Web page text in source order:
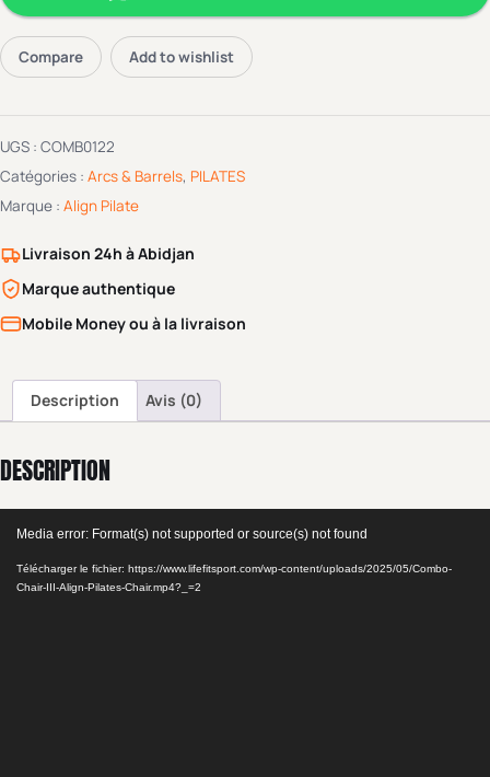
Compare Add to wishlist
UGS : COMB0122
Catégories : Arcs & Barrels, PILATES
Marque : Align Pilate
Livraison 24h à Abidjan
Marque authentique
Mobile Money ou à la livraison
Description Avis (0)
DESCRIPTION
Media error: Format(s) not supported or source(s) not found
Télécharger le fichier: https://www.lifefitsport.com/wp-content/uploads/2025/05/Combo-
Chair-III-Align-Pilates-Chair.mp4?_=2